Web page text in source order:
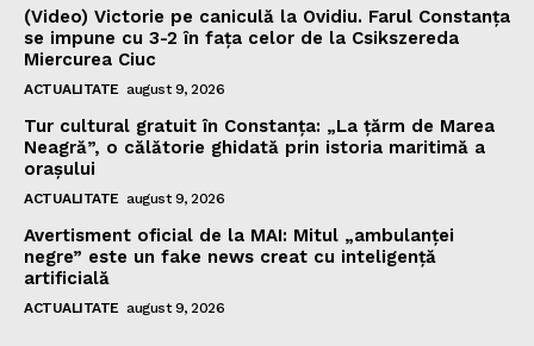
(Video) Victorie pe caniculă la Ovidiu. Farul Constanța
se impune cu 3-2 în fața celor de la Csikszereda
Miercurea Ciuc
ACTUALITATE august 9, 2026
Tur cultural gratuit în Constanța: „La țărm de Marea
Neagră”, o călătorie ghidată prin istoria maritimă a
orașului
ACTUALITATE august 9, 2026
Avertisment oficial de la MAI: Mitul „ambulanței
negre” este un fake news creat cu inteligență
artificială
ACTUALITATE august 9, 2026